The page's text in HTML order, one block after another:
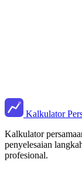
Kalkulator
Kalkulator
penyelesaian
profesional.